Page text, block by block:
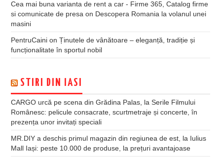
Cea mai buna varianta de rent a car - Firme 365, Catalog firme
si comunicate de presa on Descopera Romania la volanul unei
masini
PentruCaini onȚinutele de vânătoare – eleganță, tradiție și
funcționalitate în sportul nobil
STIRI DIN IASI
CARGO urcă pe scena din Grădina Palas, la Serile Filmului
Românesc: pelicule consacrate, scurtmetraje și concerte, în
prezența unor invitați speciali
MR.DIY a deschis primul magazin din regiunea de est, la Iulius
Mall Iași: peste 10.000 de produse, la prețuri avantajoase